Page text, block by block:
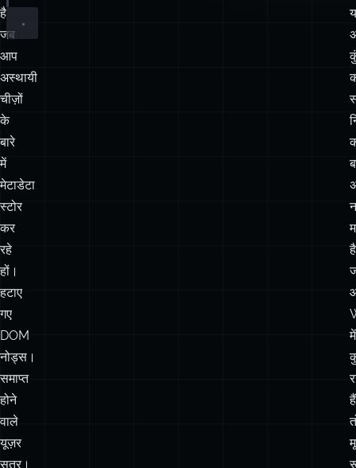
चीज़ों
के
बारे
में
मेटाडेटा
स्टोर
कर
रहे
हों।
हटाए
गए
DOM
नोड्स।
समाप्त
होने
वाले
यूज़र
सत्र।
अनमाउंट
होने
वाले
में